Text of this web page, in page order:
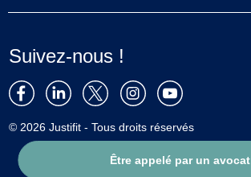
Être appelé par un avocat
Suivez-nous !
© 2026 Justifit - Tous droits réservés